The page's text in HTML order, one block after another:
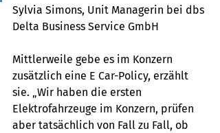
Sylvia Simons, Unit Managerin bei dbs
Delta Business Service GmbH
Mittlerweile gebe es im Konzern
zusätzlich eine E Car-Policy, erzählt
sie. „Wir haben die ersten
Elektrofahrzeuge im Konzern, prüfen
aber tatsächlich von Fall zu Fall, ob